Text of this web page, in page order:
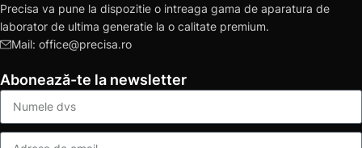
Precisa va pune la dispozitie o intreaga gama de aparatura de
laborator de ultima generatie la o calitate premium.
Mail: office@precisa.ro
Abonează-te la newsletter